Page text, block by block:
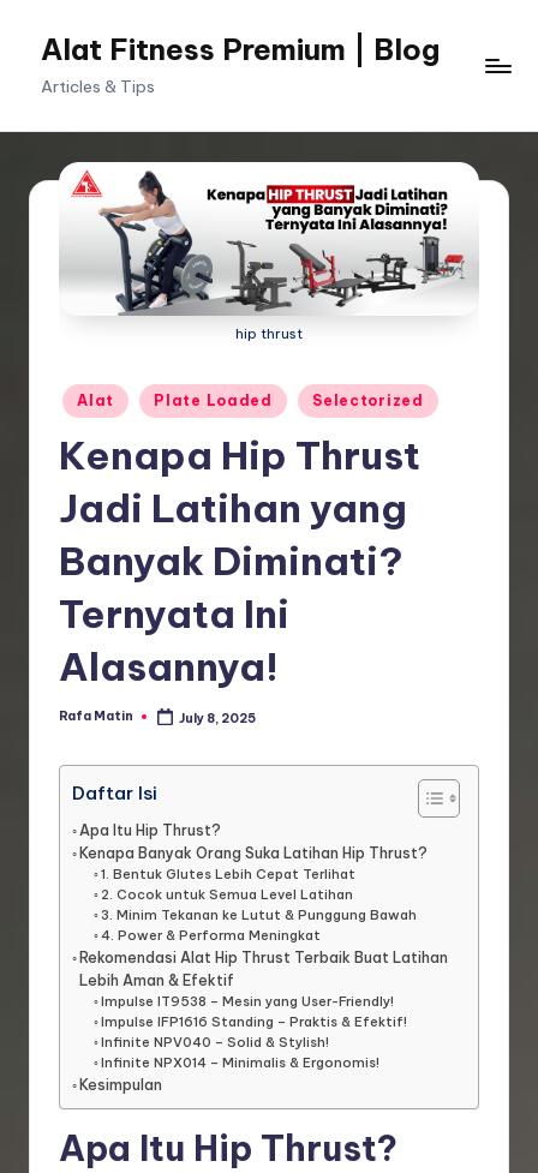
Alat Fitness Premium | Blog
Articles & Tips
hip thrust
Posted
in
Alat Plate Loaded Selectorized
Kenapa Hip Thrust
Jadi Latihan yang
Banyak Diminati?
Ternyata Ini
Alasannya!
Posted
Rafa Matin July 8, 2025
Daftar Isi
Apa Itu Hip Thrust?
Kenapa Banyak Orang Suka Latihan Hip Thrust?
1. Bentuk Glutes Lebih Cepat Terlihat
2. Cocok untuk Semua Level Latihan
3. Minim Tekanan ke Lutut & Punggung Bawah
4. Power & Performa Meningkat
Rekomendasi Alat Hip Thrust Terbaik Buat Latihan
Lebih Aman & Efektif
Impulse IT9538 – Mesin yang User-Friendly!
Impulse IFP1616 Standing – Praktis & Efektif!
Infinite NPV040 – Solid & Stylish!
Infinite NPX014 – Minimalis & Ergonomis!
Kesimpulan
Apa Itu Hip Thrust?